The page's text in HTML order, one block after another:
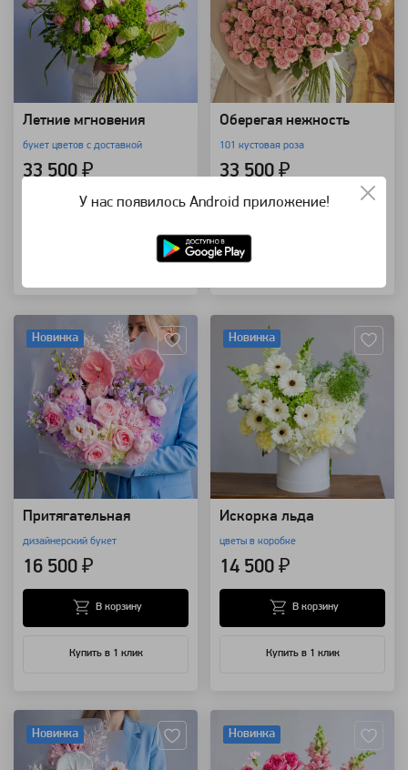
Летние мгновения
букет цветов с доставкой
33 500 ₽
Оберегая нежность
101 кустовая роза
33 500 ₽
Новинка
Притягательная
дизайнерский букет
16 500 ₽
Купить в 1 клик
В корзину
Новинка
Искорка льда
цветы в коробке
14 500 ₽
Купить в 1 клик
В корзину
Новинка Новинка
У нас появилось Android приложение!